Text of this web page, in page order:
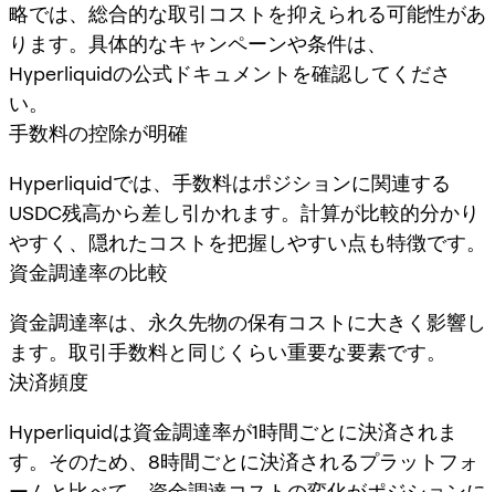
略では、総合的な取引コストを抑えられる可能性があ
ります。具体的なキャンペーンや条件は、
Hyperliquidの公式ドキュメントを確認してくださ
い。
手数料の控除が明確
Hyperliquidでは、手数料はポジションに関連する
USDC残高から差し引かれます。計算が比較的分かり
やすく、隠れたコストを把握しやすい点も特徴です。
資金調達率の比較
資金調達率は、永久先物の保有コストに大きく影響し
ます。取引手数料と同じくらい重要な要素です。
決済頻度
Hyperliquidは資金調達率が1時間ごとに決済されま
す。そのため、8時間ごとに決済されるプラットフォ